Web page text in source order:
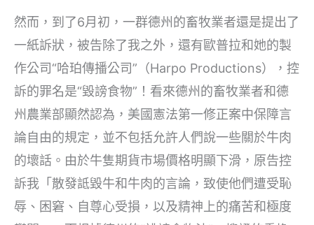
然而，到了6月初，一群德州的畜牧業者還是提出了
一紙訴狀，被告除了我之外，還有歐普拉和她的製
作公司“哈珀傳播公司”（Harpo Productions），控
訴的罪名是“毀謗食物”！看來德州的畜牧業者和德
州農業部顯然認為，美國憲法第一修正案中保障言
論自由的規定，並不包括允許人們說一些關於牛肉
的壞話。由於牛隻期貨市場價格明顯下滑，原告控
訴我「散發詆毀牛和牛肉的言論，致使他們遭受恥
辱、困窘、自尊心受損，以及精神上的痛苦和極度